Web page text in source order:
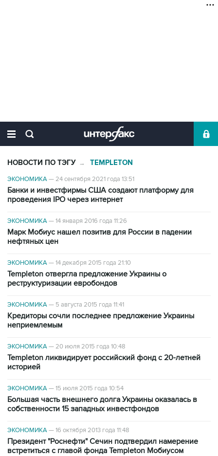
НОВОСТИ ПО ТЭГУ → TEMPLETON
ЭКОНОМИКА—24 сентября 2021 года 13:51
Банки и инвестфирмы США создают платформу для
проведения IPO через интернет
ЭКОНОМИКА—14 января 2016 года 11:26
Марк Мобиус нашел позитив для России в падении
нефтяных цен
ЭКОНОМИКА—14 декабря 2015 года 21:10
Templeton отвергла предложение Украины о
реструктуризации евробондов
ЭКОНОМИКА— 5 августа 2015 года 11:41
Кредиторы сочли последнее предложение Украины
неприемлемым
ЭКОНОМИКА—20 июля 2015 года 10:48
Templeton ликвидирует российский фонд с 20-летней
историей
ЭКОНОМИКА—15 июля 2015 года 10:54
Большая часть внешнего долга Украины оказалась в
собственности 15 западных инвестфондов
ЭКОНОМИКА—16 октября 2013 года 11:48
Президент "Роснефти" Сечин подтвердил намерение
встретиться с главой фонда Templeton Мобиусом